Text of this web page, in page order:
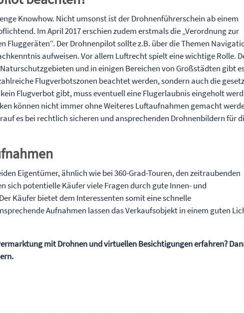
Knowhow. Nicht umsonst ist der Drohnenführerschein ab einem
Im April 2017 erschien zudem erstmals die „Verordnung zur
Fluggeräten“. Der Drohnenpilot sollte z.B. über die Themen
aufweisen. Vor allem Luftrecht spielt eine wichtige Rolle.
und in einigen Bereichen von Großstädten gibt
Flugverbotszonen beachtet werden, sondern auch die
Flugverbot gibt, muss eventuell eine Flugerlaubnis eingeholt
können nicht immer ohne Weiteres Luftaufnahmen gemacht
es bei rechtlich sicheren und ansprechenden Drohnenbildern für
Eigentümer, ähnlich wie bei 360-Grad-Touren, den zeitraubenden
sich potentielle Käufer viele Fragen durch gute Innen- und
Käufer bietet dem Interessenten somit eine schnelle
Aufnahmen lassen das Verkaufsobjekt in einem guten
mit Drohnen und virtuellen Besichtigungen erfahren?